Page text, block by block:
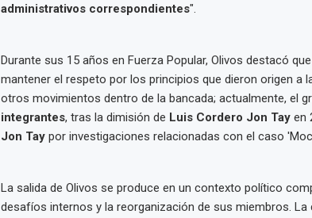
administrativos correspondientes".
Durante sus 15 años en Fuerza Popular, Olivos destacó
mantener el respeto por los principios que dieron origen a
otros movimientos dentro de la bancada; actualmente, el
integrantes, tras la dimisión de Luis Cordero Jon Tayen
Jon Taypor investigaciones relacionadas con el caso
La salida de Olivos se produce en un contexto político
desafíos internos y la reorganización de sus miembros.